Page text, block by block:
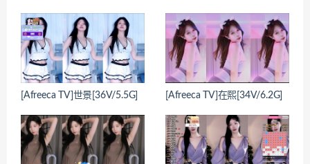
[Afreeca TV]世景[36V/5.5G] [Afreeca TV]在熙[34V/6.2G]